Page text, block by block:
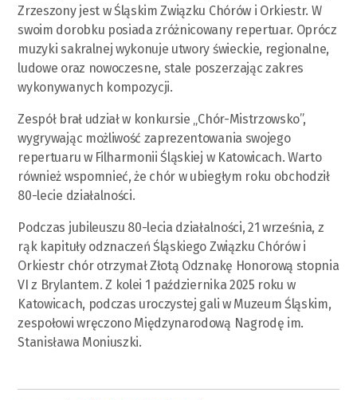
Zrzeszony jest w Śląskim Związku Chórów i Orkiestr. W
swoim dorobku posiada zróżnicowany repertuar. Oprócz
muzyki sakralnej wykonuje utwory świeckie, regionalne,
ludowe oraz nowoczesne, stale poszerzając zakres
wykonywanych kompozycji.
Zespół brał udział w konkursie „Chór-Mistrzowsko”,
wygrywając możliwość zaprezentowania swojego
repertuaru w Filharmonii Śląskiej w Katowicach. Warto
również wspomnieć, że chór w ubiegłym roku obchodził
80-lecie działalności.
Podczas jubileuszu 80-lecia działalności, 21 września, z
rąk kapituły odznaczeń Śląskiego Związku Chórów i
Orkiestr chór otrzymał Złotą Odznakę Honorową stopnia
VI z Brylantem. Z kolei 1 października 2025 roku w
Katowicach, podczas uroczystej gali w Muzeum Śląskim,
zespołowi wręczono Międzynarodową Nagrodę im.
Stanisława Moniuszki.